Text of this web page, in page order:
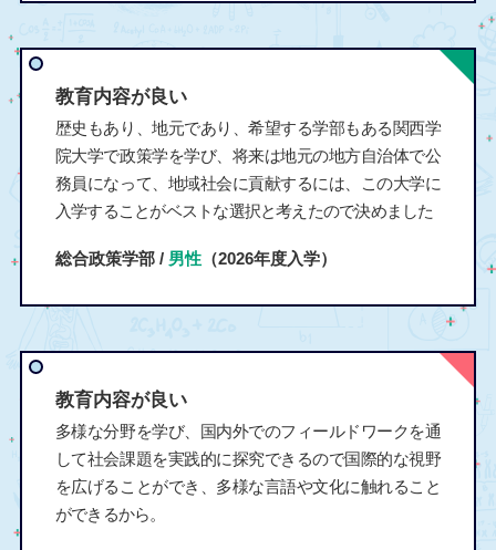
教育内容が良い
歴史もあり、地元であり、希望する学部もある関西学
院大学で政策学を学び、将来は地元の地方自治体で公
務員になって、地域社会に貢献するには、この大学に
入学することがベストな選択と考えたので決めました
総合政策学部 / 男性（2026年度入学）
教育内容が良い
多様な分野を学び、国内外でのフィールドワークを通
して社会課題を実践的に探究できるので国際的な視野
を広げることができ、多様な言語や文化に触れること
ができるから。